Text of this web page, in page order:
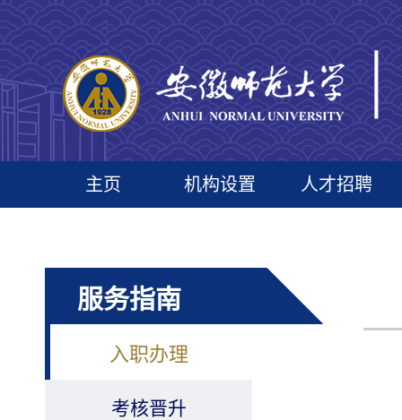
主页 机构设置 人才招聘
服务指南
入职办理
考核晋升